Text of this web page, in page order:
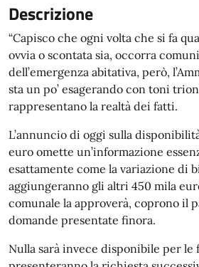
Descrizione
“Capisco che ogni volta che si fa
ovvia o scontata sia, occorra
dell’emergenza abitativa, però,
sta un po’ esagerando con toni
rappresentano la realtà dei fatti.
L’annuncio di oggi sulla
euro omette un’informazione
esattamente come la variazione di
aggiungeranno gli altri 450 mila
comunale la approverà, coprono il
domande presentate finora.
Nulla sarà invece disponibile per le